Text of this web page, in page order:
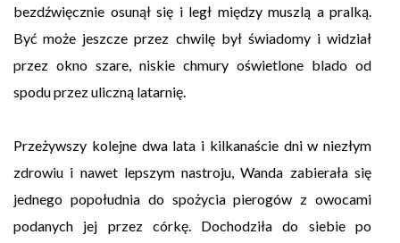
bezdźwięcznie osunął się i legł między muszlą a pralką.
Być może jeszcze przez chwilę był świadomy i widział
przez okno szare, niskie chmury oświetlone blado od
spodu przez uliczną latarnię.
Przeżywszy kolejne dwa lata i kilkanaście dni w niezłym
zdrowiu i nawet lepszym nastroju, Wanda zabierała się
jednego popołudnia do spożycia pierogów z owocami
podanych jej przez córkę. Dochodziła do siebie po